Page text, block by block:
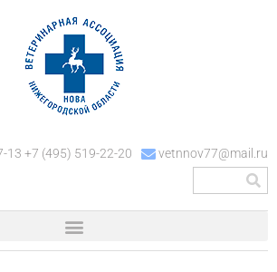
13 +7 (495) 519-22-20 vetnnov77@mail.ru